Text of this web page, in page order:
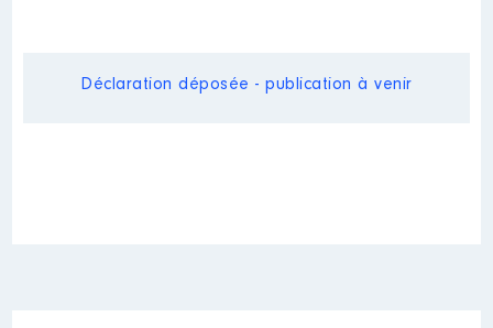
Déclaration déposée - publication à venir